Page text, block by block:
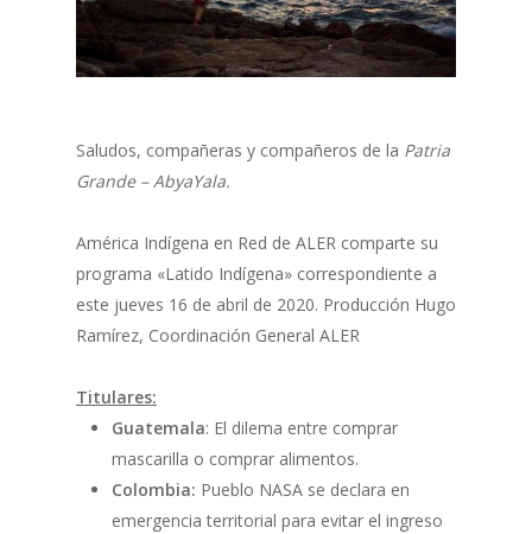
Saludos, compañeras y compañeros de la Patria
Grande – AbyaYala.
América Indígena en Red de ALER comparte su
programa «Latido Indígena» correspondiente a
este jueves 16 de abril de 2020. Producción Hugo
Ramírez, Coordinación General ALER
Titulares:
Guatemala: El dilema entre comprar
mascarilla o comprar alimentos.
Colombia: Pueblo NASA se declara en
emergencia territorial para evitar el ingreso